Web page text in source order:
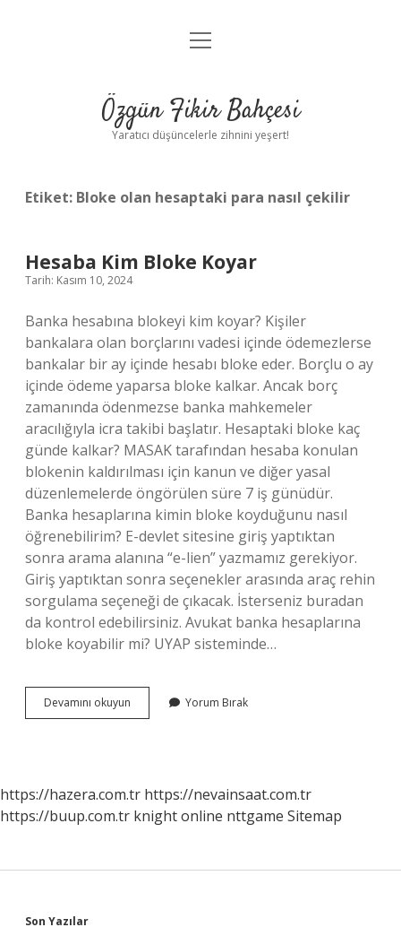
Anasayfa
Yasal Uyarı
menüyü
Özgün Fikir Bahçesi
Yaratıcı düşüncelerle zihnini yeşert!
Etiket: Bloke olan hesaptaki para nasıl çekilir
Hesaba Kim Bloke Koyar
Tarih: Kasım 10, 2024
Banka hesabına blokeyi kim koyar? Kişiler
bankalara olan borçlarını vadesi içinde ödemezlerse
bankalar bir ay içinde hesabı bloke eder. Borçlu o ay
içinde ödeme yaparsa bloke kalkar. Ancak borç
zamanında ödenmezse banka mahkemeler
aracılığıyla icra takibi başlatır. Hesaptaki bloke kaç
günde kalkar? MASAK tarafından hesaba konulan
blokenin kaldırılması için kanun ve diğer yasal
düzenlemelerde öngörülen süre 7 iş günüdür.
Banka hesaplarına kimin bloke koyduğunu nasıl
öğrenebilirim? E-devlet sitesine giriş yaptıktan
sonra arama alanına “e-lien” yazmamız gerekiyor.
Giriş yaptıktan sonra seçenekler arasında araç rehin
sorgulama seçeneği de çıkacak. İsterseniz buradan
da kontrol edebilirsiniz. Avukat banka hesaplarına
bloke koyabilir mi? UYAP sisteminde…
Devamını okuyun
Kim
Yorum Bırak
https://hazera.com.tr https://nevainsaat.com.tr
https://buup.com.tr knight online nttgame Sitemap
Son Yazılar